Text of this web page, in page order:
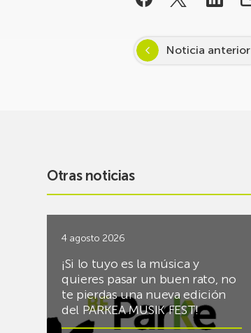
Noticia anterior
Otras noticias
4 agosto 2026
¡Si lo tuyo es la música y
quieres pasar un buen rato, no
te pierdas una nueva edición
del PARKEA MUSIK FEST!